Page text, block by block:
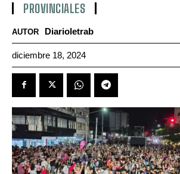
PROVINCIALES
AUTOR Diarioletrab
diciembre 18, 2024